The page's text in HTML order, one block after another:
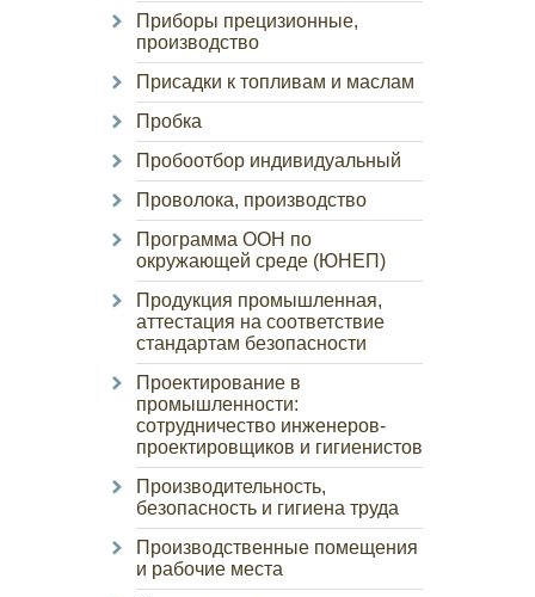
Приборы прецизионные,
производство
Присадки к топливам и маслам
Пробка
Пробоотбор индивидуальный
Проволока, производство
Программа ООН по
окружающей среде (ЮНЕП)
Продукция промышленная,
аттестация на соответствие
стандартам безопасности
Проектирование в
промышленности:
сотрудничество инженеров-
проектировщиков и гигиенистов
Производительность,
безопасность и гигиена труда
Производственные помещения
и рабочие места